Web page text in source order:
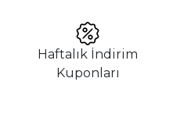
Haftalık İndirim
Kuponları